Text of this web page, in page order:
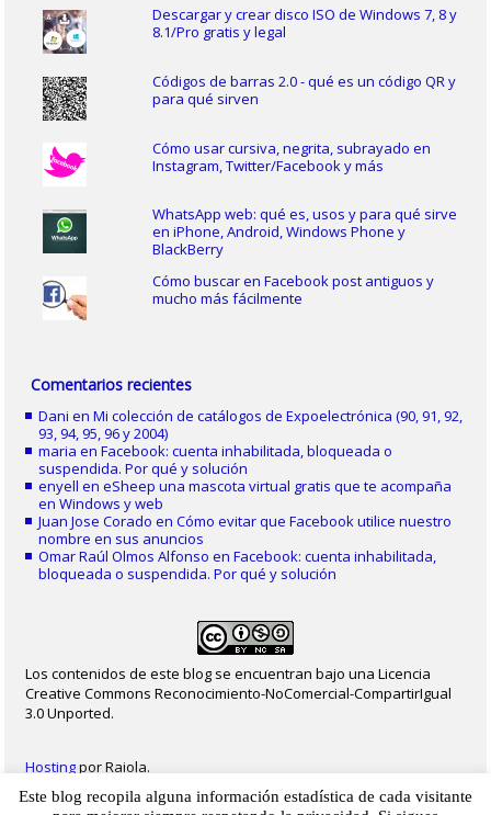
Descargar y crear disco ISO de Windows 7, 8 y
8.1/Pro gratis y legal
Códigos de barras 2.0 - qué es un código QR y
para qué sirven
Cómo usar cursiva, negrita, subrayado en
Instagram, Twitter/Facebook y más
WhatsApp web: qué es, usos y para qué sirve
en iPhone, Android, Windows Phone y
BlackBerry
Cómo buscar en Facebook post antiguos y
mucho más fácilmente
Comentarios recientes
Dani enMi colección de catálogos de Expoelectrónica (90, 91, 92,
93, 94, 95, 96 y 2004)
maria enFacebook: cuenta inhabilitada, bloqueada o
suspendida. Por qué y solución
enyell eneSheep una mascota virtual gratis que te acompaña
en Windows y web
Juan Jose Corado enCómo evitar que Facebook utilice nuestro
nombre en sus anuncios
Omar Raúl Olmos Alfonso enFacebook: cuenta inhabilitada,
bloqueada o suspendida. Por qué y solución
Los contenidos de este blog se encuentran bajo una Licencia
Creative Commons Reconocimiento-NoComercial-CompartirIgual
3.0 Unported.
Hostingpor Raiola.
2023 - Christian Delgado von Eitzen| Inicio | Contacto | Mapa web|Aviso legal
Este blog recopila alguna información estadística de cada visitante